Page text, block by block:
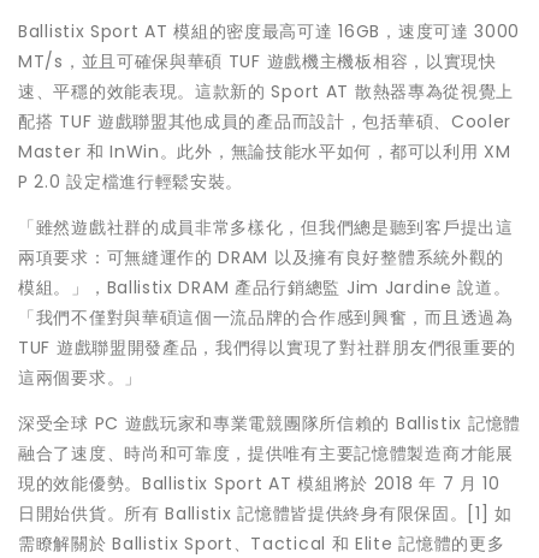
Ballistix Sport AT 模組的密度最高可達 16GB，速度可達 3000
MT/s，並且可確保與華碩 TUF 遊戲機主機板相容，以實現快
速、平穩的效能表現。這款新的 Sport AT 散熱器專為從視覺上
配搭 TUF 遊戲聯盟其他成員的產品而設計，包括華碩、Cooler
Master 和 InWin。此外，無論技能水平如何，都可以利用 XM
P 2.0 設定檔進行輕鬆安裝。
「雖然遊戲社群的成員非常多樣化，但我們總是聽到客戶提出這
兩項要求：可無縫運作的 DRAM 以及擁有良好整體系統外觀的
模組。」，Ballistix DRAM 產品行銷總監 Jim Jardine 說道。
「我們不僅對與華碩這個一流品牌的合作感到興奮，而且透過為
TUF 遊戲聯盟開發產品，我們得以實現了對社群朋友們很重要的
這兩個要求。」
深受全球 PC 遊戲玩家和專業電競團隊所信賴的 Ballistix 記憶體
融合了速度、時尚和可靠度，提供唯有主要記憶體製造商才能展
現的效能優勢。Ballistix Sport AT 模組將於 2018 年 7 月 10
日開始供貨。所有 Ballistix 記憶體皆提供終身有限保固。[1] 如
需瞭解關於 Ballistix Sport、Tactical 和 Elite 記憶體的更多